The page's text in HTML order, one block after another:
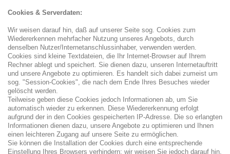
Cookies & Serverdaten:
Wir weisen darauf hin, daß auf unserer Seite sog. Cookies zum
Wiedererkennen mehrfacher Nutzung unseres Angebots, durch
denselben Nutzer/Internetanschlussinhaber, verwenden werden.
Cookies sind kleine Textdateien, die Ihr Internet-Browser auf Ihrem
Rechner ablegt und speichert. Sie dienen dazu, unseren Internetauftritt
und unsere Angebote zu optimieren. Es handelt sich dabei zumeist um
sog. "Session-Cookies", die nach dem Ende Ihres Besuches wieder
gelöscht werden.
Teilweise geben diese Cookies jedoch Informationen ab, um Sie
automatisch wieder zu erkennen. Diese Wiedererkennung erfolgt
aufgrund der in den Cookies gespeicherten IP-Adresse. Die so erlangten
Informationen dienen dazu, unsere Angebote zu optimieren und Ihnen
einen leichteren Zugang auf unsere Seite zu ermöglichen.
Sie können die Installation der Cookies durch eine entsprechende
Einstellung Ihres Browsers verhindern; wir weisen Sie jedoch darauf hin,